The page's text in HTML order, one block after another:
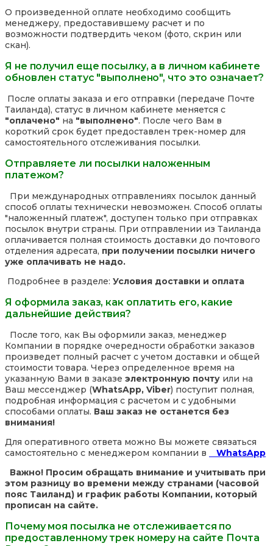
О произведенной оплате необходимо сообщить
менеджеру, предоставившему расчет и по
возможности подтвердить чеком (фото, скрин или
скан).
Я не получил еще посылку, а в личном кабинете
обновлен статус "выполнено", что это означает?
После оплаты заказа и его отправки (передаче Почте
Таиланда), статус в личном кабинете меняется с
"оплачено" на "выполнено". После чего Вам в
короткий срок будет предоставлен трек-номер для
самостоятельного отслеживания посылки.
Отправляете ли посылки наложенным
платежом?
При международных отправлениях посылок данный
способ оплаты технически невозможен. Способ оплаты
"наложенный платеж", доступен только при отправках
посылок внутри страны. При отправлении из Таиланда
оплачивается полная стоимость доставки до почтового
отделения адресата, при получении посылки ничего
уже оплачивать не надо.
Подробнее в разделе: Условия доставки и оплата
Я оформила заказ, как оплатить его, какие
дальнейшие действия?
После того, как Вы оформили заказ, менеджер
Компании в порядке очередности обработки заказов
произведет полный расчет с учетом доставки и общей
стоимости товара. Через определенное время на
указанную Вами в заказе электронную почту или на
Ваш мессенджер (WhatsApp, Viber) поступит полная,
подробная информация с расчетом и с удобными
способами оплаты. Ваш заказ не останется без
внимания!
Для оперативного ответа можно Вы можете связаться
самостоятельно с менеджером компании в
WhatsApp
Важно! Просим обращать внимание и учитывать при
этом разницу во времени между странами (часовой
пояс Таиланд) и график работы Компании, который
прописан на сайте.
Почему моя посылка не отслеживается по
предоставленному трек номеру на сайте Почта